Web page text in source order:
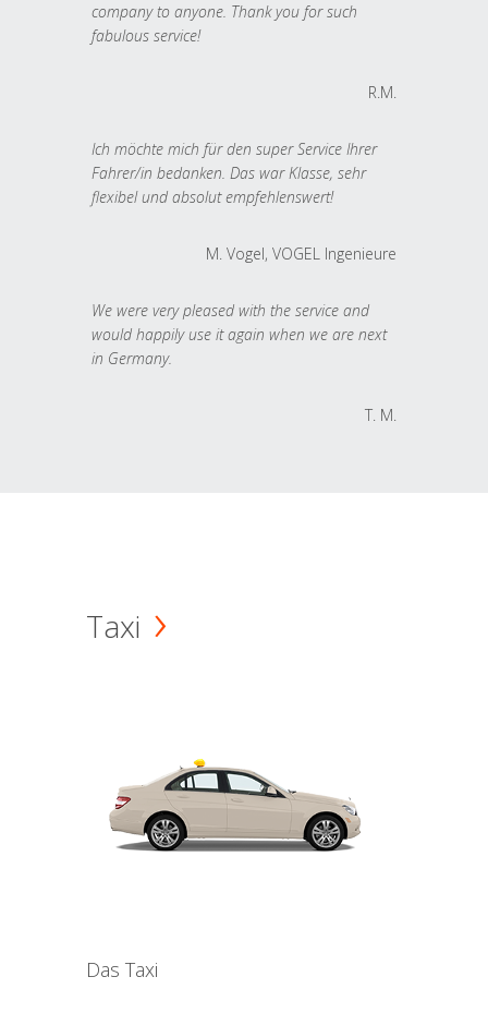
company to anyone. Thank you for such
fabulous service!
R.M.
Ich möchte mich für den super Service Ihrer
Fahrer/in bedanken. Das war Klasse, sehr
flexibel und absolut empfehlenswert!
M. Vogel, VOGEL Ingenieure
We were very pleased with the service and
would happily use it again when we are next
in Germany.
T. M.
Taxi
Das Taxi